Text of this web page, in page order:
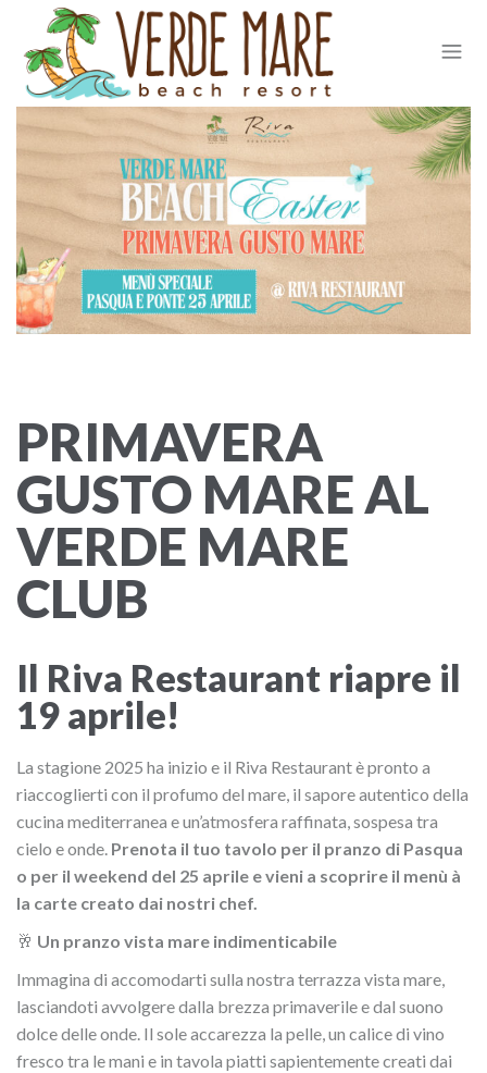
PRIMAVERA
GUSTO MARE AL
VERDE MARE
CLUB
Il Riva Restaurant riapre il
19 aprile!
La stagione 2025 ha inizio e il Riva Restaurant è pronto a
riaccoglierti con il profumo del mare, il sapore autentico della
cucina mediterranea e un’atmosfera raffinata, sospesa tra
cielo e onde. Prenota il tuo tavolo per il pranzo di Pasqua
o per il weekend del 25 aprile e vieni a scoprire il menù à
la carte creato dai nostri chef.
🥂 Un pranzo vista mare indimenticabile
Immagina di accomodarti sulla nostra terrazza vista mare,
lasciandoti avvolgere dalla brezza primaverile e dal suono
dolce delle onde. Il sole accarezza la pelle, un calice di vino
fresco tra le mani e in tavola piatti sapientemente creati dai